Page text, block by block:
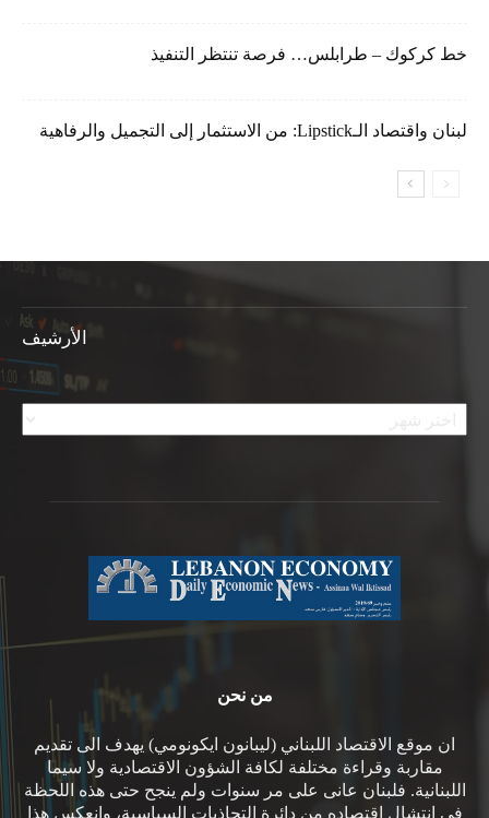
خط كركوك – طرابلس… فرصة تنتظر التنفيذ
لبنان واقتصاد الـLipstick: من الاستثمار إلى التجميل والرفاهية
الأرشيف
الأرشيف
من نحن
ان موقع الاقتصاد اللبناني (ليبانون ايكونومي) يهدف الى تقديم
مقاربة وقراءة مختلفة لكافة الشؤون الاقتصادية ولا سيما
اللبنانية. فلبنان عانى على مر سنوات ولم ينجح حتى هذه اللحظة
في انتشال اقتصاده من دائرة التجاذبات السياسية، وانعكس هذا